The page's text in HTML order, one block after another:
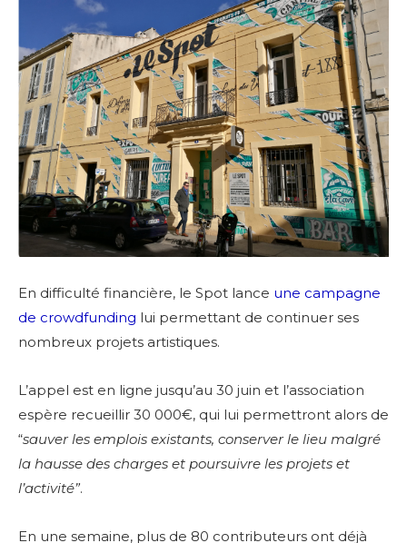
En difficulté financière, le Spot lance une campagne
de crowdfunding lui permettant de continuer ses
nombreux projets artistiques.
L’appel est en ligne jusqu’au 30 juin et l’association
espère recueillir 30 000€, qui lui permettront alors de
“sauver les emplois existants, conserver le lieu malgré
la hausse des charges et poursuivre les projets et
l’activité”.
En une semaine, plus de 80 contributeurs ont déjà